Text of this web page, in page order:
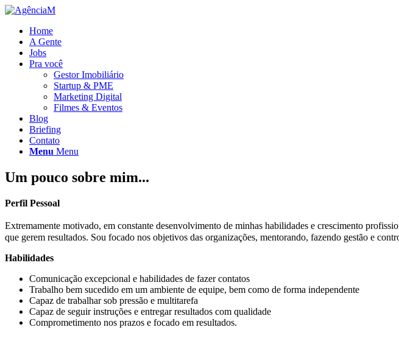
Home
A Gente
Jobs
Pra você
Gestor Imobiliário
Startup & PME
Marketing Digital
Filmes & Eventos
Blog
Briefing
Contato
Menu Menu
Um pouco sobre mim...
Perfil Pessoal
Extremamente motivado, em constante desenvolvimento de minhas habilidades e crescimento
que gerem resultados. Sou focado nos objetivos das organizações, mentorando, fazendo gestão e
Habilidades
Comunicação excepcional e habilidades de fazer contatos
Trabalho bem sucedido em um ambiente de equipe, bem como de forma independente
Capaz de trabalhar sob pressão e multitarefa
Capaz de seguir instruções e entregar resultados com qualidade
Comprometimento nos prazos e focado em resultados.